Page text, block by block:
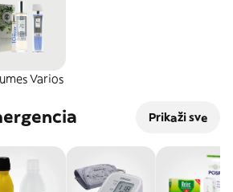
Varios
Prikaži sve